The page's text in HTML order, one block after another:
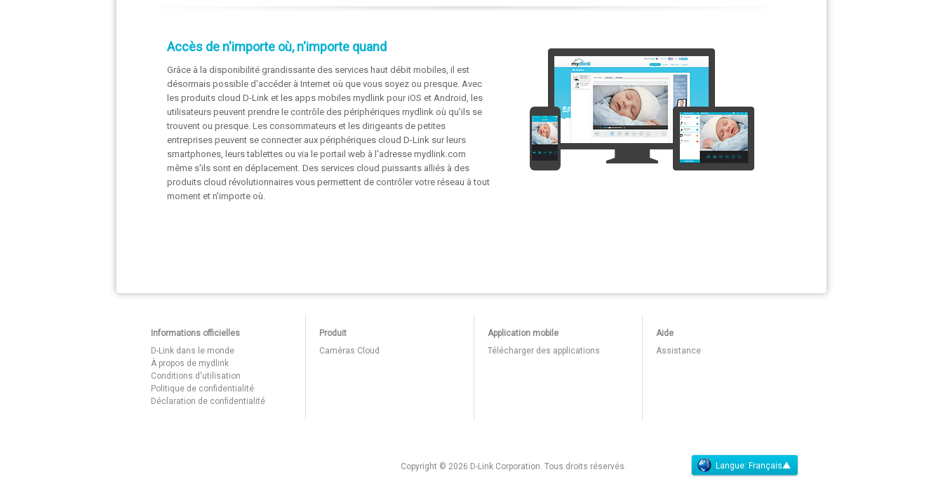
Accès de n'importe où, n'importe quand
Grâce à la disponibilité grandissante des services haut débit mobiles, il est
désormais possible d'accéder à Internet où que vous soyez ou presque. Avec
les produits cloud D-Link et les apps mobiles mydlink pour iOS et Android, les
utilisateurs peuvent prendre le contrôle des périphériques mydlink où qu'ils se
trouvent ou presque. Les consommateurs et les dirigeants de petites
entreprises peuvent se connecter aux périphériques cloud D-Link sur leurs
smartphones, leurs tablettes ou via le portail web à l'adresse mydlink.com
même s'ils sont en déplacement. Des services cloud puissants alliés à des
produits cloud révolutionnaires vous permettent de contrôler votre réseau à tout
moment et n'importe où.
Informations officielles
D-Link dans le monde
À propos de mydlink
Conditions d'utilisation
Politique de confidentialité
Déclaration de confidentialité
Produit
Caméras Cloud
Application mobile
Télécharger des applications
Aide
Assistance
Copyright © 2026 D-Link Corporation. Tous droits réservés. Langue: Français▲